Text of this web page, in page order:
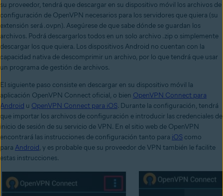
su proveedor, tendrá que descargar en su dispositivo móvil los archivos de
configuración de OpenVPN necesarios para los servidores que quiera (su
extensión será .ovpn). Asegúrese de que sabe dónde se guardan los
archivos. Podrá descargarlos todos en un solo archivo .zip o simplemente
descargar los que quiera. Los dispositivos Android no cuentan con la
capacidad nativa de descomprimir un archivo, por lo que tendrá que usar
un programa de gestión de archivos.
El siguiente paso consiste en descargar en su dispositivo móvil la
aplicación OpenVPN Connect oficial, o bien OpenVPN Connect para
Android u OpenVPN Connect para iOS. Durante la configuración, tendrá
que importar los archivos de configuración e introducir las credenciales de
inicio de sesión de su servicio de VPN. En el sitio web de OpenVPN
encontrará las instrucciones de configuración tanto para iOS como
para Android, y es probable que su proveedor de VPN también le facilite
estas instrucciones.